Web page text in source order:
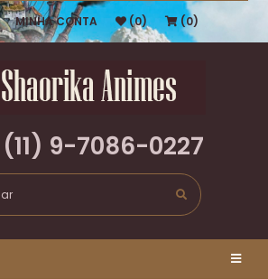
MINHA CONTA (0) (0)
(11) 9-7086-0227